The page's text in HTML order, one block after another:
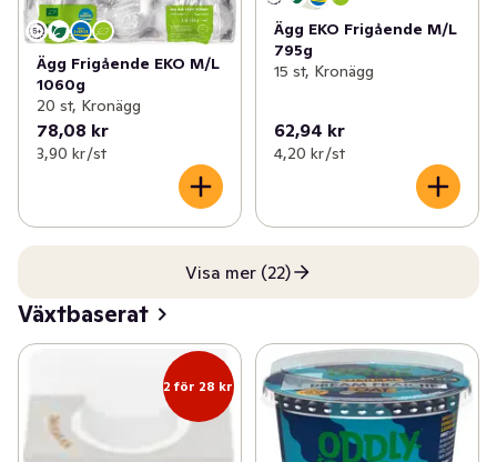
Ägg Frigående EKO M/L
1060g
20 st, Kronägg
78,08 kr
3,90 kr /st
Ägg EKO Frigående M/L
795g
15 st, Kronägg
62,94 kr
4,20 kr /st
Visa mer (22)
Växtbaserat
2 för 28 kr